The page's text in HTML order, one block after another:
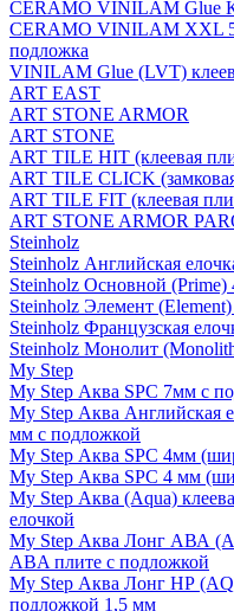
CERAMO VINILAM Glue
CERAMO VINILAM XXL
подложка
VINILAM Glue (LVT)
ART EAST
ART STONE ARMOR
ART STONE
ART TILE HIT (клеевая
ART TILE CLICK
ART TILE FIT (клеевая
ART STONE ARMOR
Steinholz
Steinholz Английская
Steinholz Основной (Prime)
Steinholz Элемент
Steinholz Французская
Steinholz Монолит
My Step
My Step Аква SPC 7мм c
My Step Аква Английская
мм с подложкой
My Step Аква SPC 4мм
My Step Аква SPC 4 мм
My Step Аква (Aqua)
елочкой
My Step Аква Лонг АВА
ABA плите с подложкой
My Step Аква Лонг НР
подложкой 1,5 мм